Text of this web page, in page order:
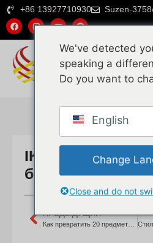
+86 13927710930 Suzen-
IKEA-хаки из
бохо-шикарного
ПРЕДЫДУЩИЙ
We've detected
speaking a
Do you want to
English
Change
Close and do not